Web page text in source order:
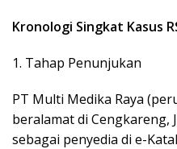
Kronologi Singkat Kasus
1. Tahap Penunjukan
PT Multi Medika Raya
beralamat di Cengkareng,
sebagai penyedia di e-